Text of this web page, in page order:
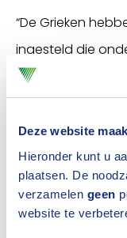
Deze website
Hieronder kunt u
plaatsen. De
verzamelen geen
website te
“De Grieken
ingesteld die
de bedoeling dat
Grieken graag
Centrum